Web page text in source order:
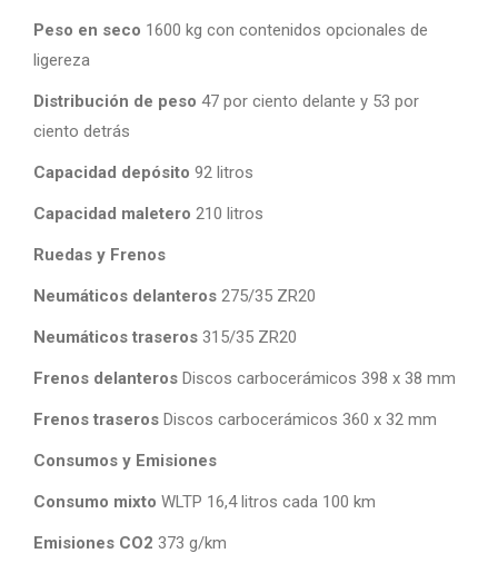
Peso en seco 1600 kg con contenidos opcionales de
ligereza
Distribución de peso 47 por ciento delante y 53 por
ciento detrás
Capacidad depósito 92 litros
Capacidad maletero 210 litros
Ruedas y Frenos
Neumáticos delanteros 275/35 ZR20
Neumáticos traseros 315/35 ZR20
Frenos delanteros Discos carbocerámicos 398 x 38 mm
Frenos traseros Discos carbocerámicos 360 x 32 mm
Consumos y Emisiones
Consumo mixto WLTP 16,4 litros cada 100 km
Emisiones CO2 373 g/km